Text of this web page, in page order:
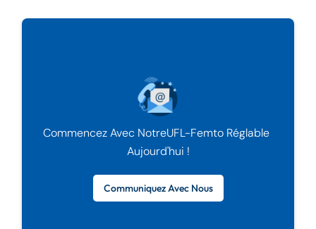
Commencez Avec NotreUFL-Femto Réglable
Aujourd'hui !
Communiquez Avec Nous